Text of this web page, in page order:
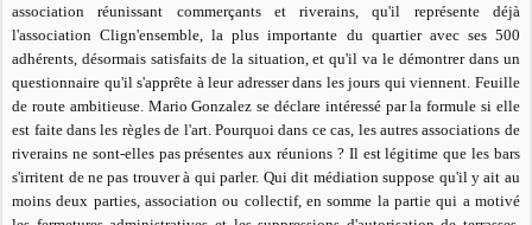
association réunissant commerçants et riverains, qu'il représente déjà
l'association Clign'ensemble, la plus importante du quartier avec ses 500
adhérents, désormais satisfaits de la situation, et qu'il va le démontrer dans un
questionnaire qu'il s'apprête à leur adresser dans les jours qui viennent. Feuille
de route ambitieuse. Mario Gonzalez se déclare intéressé par la formule si elle
est faite dans les règles de l'art. Pourquoi dans ce cas, les autres associations de
riverains ne sont-elles pas présentes aux réunions ? Il est légitime que les bars
s'irritent de ne pas trouver à qui parler. Qui dit médiation suppose qu'il y ait au
moins deux parties, association ou collectif, en somme la partie qui a motivé